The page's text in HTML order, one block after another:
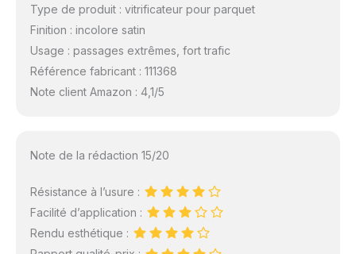
Type de produit : vitrificateur pour parquet
Finition : incolore satin
Usage : passages extrêmes, fort trafic
Référence fabricant : 111368
Note client Amazon : 4,1/5
Note de la rédaction 15/20
Résistance à l’usure :
Facilité d’application :
Rendu esthétique :